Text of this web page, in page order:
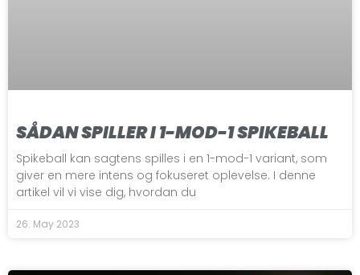
SÅDAN SPILLER I 1-MOD-1 SPIKEBALL
Spikeball kan sagtens spilles i en 1-mod-1 variant, som
giver en mere intens og fokuseret oplevelse. I denne
artikel vil vi vise dig, hvordan du
26. May 2023